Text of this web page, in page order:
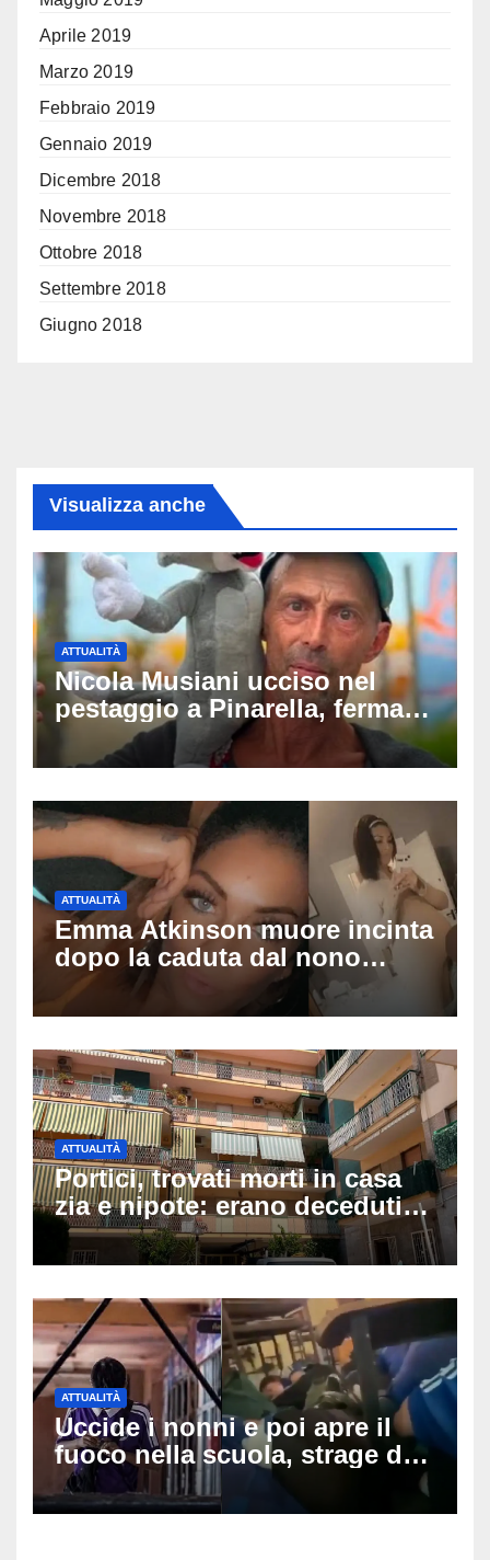
Aprile 2019
Marzo 2019
Febbraio 2019
Gennaio 2019
Dicembre 2018
Novembre 2018
Ottobre 2018
Settembre 2018
Giugno 2018
Visualizza anche
ATTUALITÀ
Nicola Musiani ucciso nel
pestaggio a Pinarella, fermati
quattro giovani: la svolta
dopo video, intercettazioni e
ATTUALITÀ
Emma Atkinson muore incinta
dopo la caduta dal nono
piano: la figlia nasce 30
minuti dopo e sta bene
ATTUALITÀ
Portici, trovati morti in casa
zia e nipote: erano deceduti
da giorni, il caldo tra le
ipotesi al vaglio
ATTUALITÀ
Uccide i nonni e poi apre il
fuoco nella scuola, strage di
insegnanti: il possibile
movente dietro il massacro in